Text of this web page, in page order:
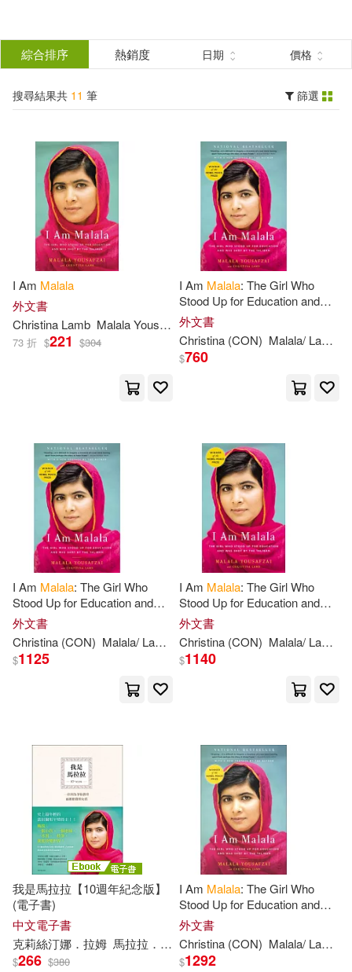
結
分類 (單選)
所有商品(11) 圖書(10)
電子書(1)
作者 (可複選)
Malala/ Lamb(8)
Yousafzai(8)
Christina (CON)(5)
Archie (NRT)(2)
Christina (CON)/ Panjabi(2)
克莉絲汀娜．拉姆(2)
馬拉拉．優薩福扎伊(2)
Christina Lamb(1)
Christina/ Fernández(1)
Malala Yousafzai(1)
展開
出版社 (可複選)
Ingram(5)
Alianza Editorial Sa(1)
Createspace Independent Pub(1)
Hachette Audio(1)
Hachette Book Group(1)
配送方式 (可複選)
可超商取貨(10)
可海外宅配(10)
可港澳店取(10)
可新加坡店取(10)
綜合排序 熱銷度 日期 價格
搜尋結果共 11 筆 篩選
I Am Malala
外文書
Christina Lamb MalalaYousafzai
73 折 $221 $304
I Am Malala: The Girl Who
Stood Up for Education and
Was Shot by the Taliban
外文書
Christina (CON) Malala/ Lamb
$760
I Am Malala: The Girl Who
Stood Up for Education and
Was Shot by the Taliban
外文書
Christina (CON) Malala/ Lamb Yousafzai
$1125
I Am Malala: The Girl Who
Stood Up for Education and
Was Shot by the Taliban
外文書
Christina (CON) Malala/ Lamb
$1140
我是馬拉拉【10週年紀念版】
(電子書)
中文電子書
克莉絲汀娜．拉姆 馬拉拉．優薩福扎伊 朱浩一 翁雅如
$266 $380
I Am Malala: The Girl Who
Stood Up for Education and
Was Shot by the Taliban: The
Girl Who Stood Up for
Education and
外文書
Christina (CON) Malala/ Lamb
$1292